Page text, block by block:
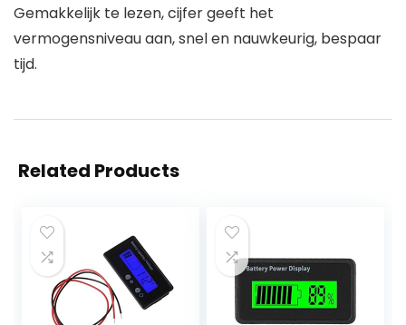
Gemakkelijk te lezen, cijfer geeft het
vermogensniveau aan, snel en nauwkeurig, bespaar
tijd.
Related Products